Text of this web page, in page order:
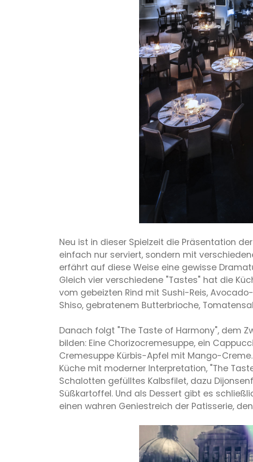
Neu ist in dieser Spielzeit die Präsentation
einfach nur serviert, sondern mit
erfährt auf diese Weise eine gewisse
Gleich vier verschiedene "Tastes" hat die
vom gebeizten Rind mit Sushi-Reis,
Shiso, gebratenem Butterbrioche,
Danach folgt "The Taste of Harmony", dem
bilden: Eine Chorizocremesuppe, ein
Cremesuppe Kürbis-Apfel mit Mango-
Küche mit moderner Interpretation, "The
Schalotten gefülltes Kalbsfilet, dazu
Süßkartoffel. Und als Dessert gibt es
einen wahren Geniestreich der Patisserie,